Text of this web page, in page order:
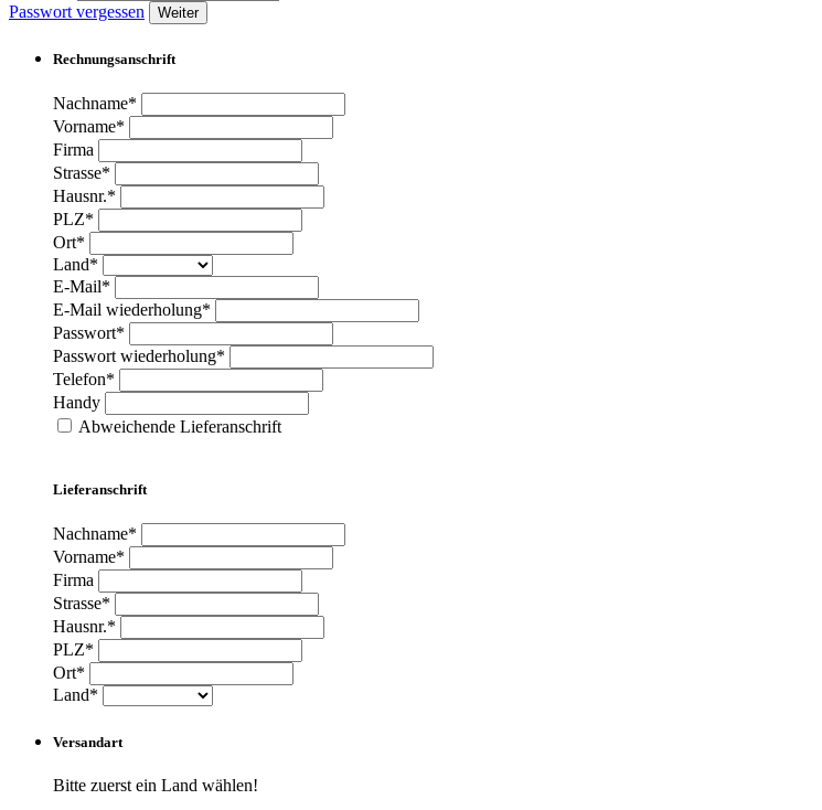
Passwort vergessen
Weiter
Rechnungsanschrift
Nachname*
Vorname*
Firma
Strasse*
Hausnr.*
PLZ*
Ort*
Land*
E-Mail*
E-Mail wiederholung*
Passwort*
Passwort wiederholung*
Telefon*
Handy
Abweichende Lieferanschrift
Lieferanschrift
Nachname*
Vorname*
Firma
Strasse*
Hausnr.*
PLZ*
Ort*
Land*
Versandart
Bitte zuerst ein Land wählen!